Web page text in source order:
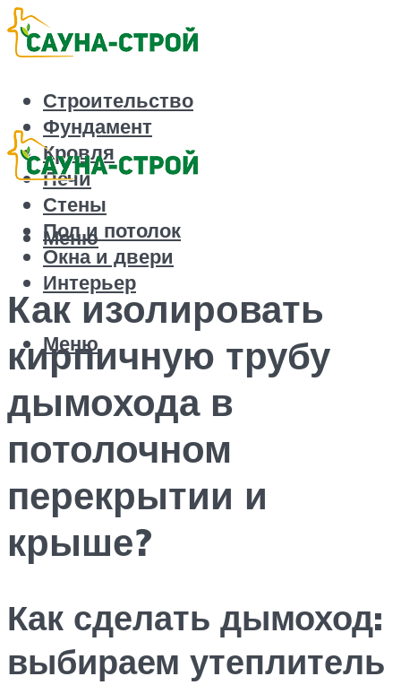
Строительство
Фундамент
Кровля
Печи
Стены
Пол и потолок
Окна и двери
Интерьер
Меню
Меню
Как изолировать
кирпичную трубу
дымохода в
потолочном
перекрытии и
крыше?
Как сделать дымоход:
выбираем утеплитель